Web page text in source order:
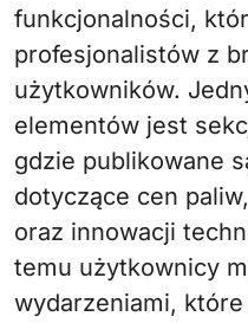
funkcjonalności,
profesjonalistów z
użytkowników.
elementów jest
gdzie publikowane
dotyczące cen
oraz innowacji
temu użytkownicy
wydarzeniami, które